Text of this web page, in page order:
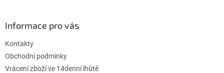
Informace pro vás
Kontakty
Obchodní podmínky
Vrácení zboží ve 14denní lhůtě